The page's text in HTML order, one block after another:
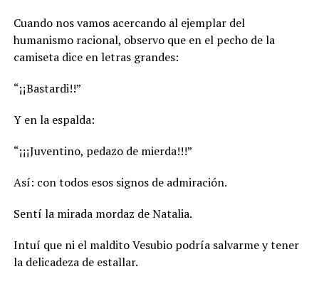
Cuando nos vamos acercando al ejemplar del
humanismo racional, observo que en el pecho de la
camiseta dice en letras grandes:
“¡¡Bastardi!!”
Y en la espalda:
“¡¡¡Juventino, pedazo de mierda!!!”
Así: con todos esos signos de admiración.
Sentí la mirada mordaz de Natalia.
Intuí que ni el maldito Vesubio podría salvarme y tener
la delicadeza de estallar.